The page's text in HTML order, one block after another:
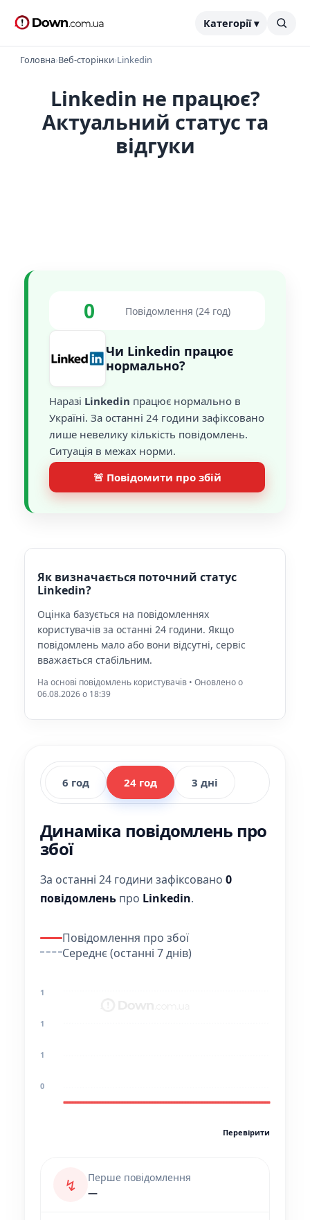
Категорії ▾
Головна›Веб-сторінки›Linkedin
Linkedin не працює?
Актуальний статус та
відгуки
0 Повідомлення (24 год)
Чи Linkedin працює
нормально?
Наразі Linkedin працює нормально в
Україні. За останні 24 години зафіксовано
лише невелику кількість повідомлень.
Ситуація в межах норми.
🚨 Повідомити про збій
Як визначається поточний статус
Linkedin?
Оцінка базується на повідомленнях
користувачів за останні 24 години. Якщо
повідомлень мало або вони відсутні, сервіс
вважається стабільним.
На основі повідомлень користувачів • Оновлено о
06.08.2026 o 18:39
6 год 24 год 3 дні
Динаміка повідомлень про
збої
За останні 24 години зафіксовано 0
повідомлень про Linkedin.
Повідомлення про збої
Середнє (останні 7 днів)
1
1
1
0
Перевірити
↯
Перше повідомлення
—